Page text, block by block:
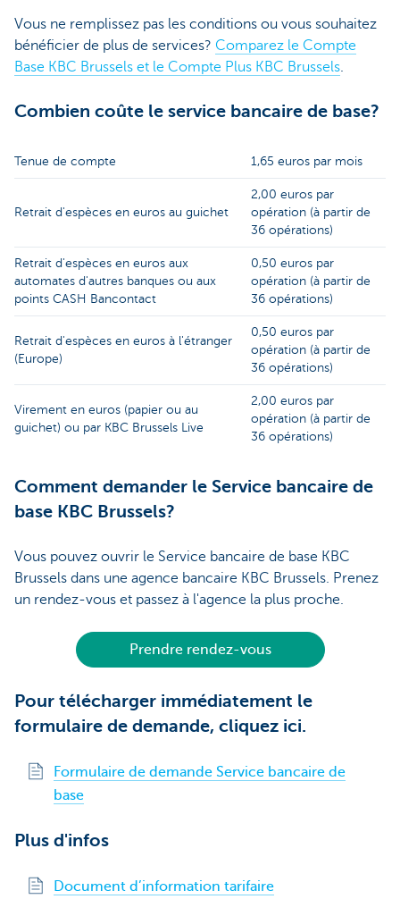
Vous ne remplissez pas les conditions ou vous souhaitez
bénéficier de plus de services? Comparez le Compte
Base KBC Brussels et le Compte Plus KBC Brussels.
Combien coûte le service bancaire de base?
Tenue de compte 1,65 euros par mois
Retrait d'espèces en euros au guichet
2,00 euros par
opération (à partir de
36 opérations)
Retrait d'espèces en euros aux
automates d'autres banques ou aux
points CASH Bancontact
0,50 euros par
opération (à partir de
36 opérations)
Retrait d'espèces en euros à l'étranger
(Europe)
0,50 euros par
opération (à partir de
36 opérations)
Virement en euros (papier ou au
guichet) ou par KBC Brussels Live
2,00 euros par
opération (à partir de
36 opérations)
Comment demander le Service bancaire de
base KBC Brussels?
Vous pouvez ouvrir le Service bancaire de base KBC
Brussels dans une agence bancaire KBC Brussels. Prenez
un rendez-vous et passez à l'agence la plus proche.
Prendre rendez-vous
Pour télécharger immédiatement le
formulaire de demande, cliquez ici.
Formulaire de demande Service bancaire de
base
Plus d'infos
Document d’information tarifaire